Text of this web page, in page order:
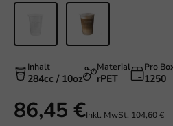
Inhalt
284cc / 10oz
Material
rPET
Pro
1250
86,45 €Inkl. MwSt. 104,60 €